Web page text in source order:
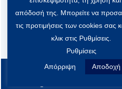
o
k
e
r
-
x
c
d
i
n
b
e
All rights
@ Υπουργείο
απόδοσή της. Μπορείτε να
τις προτιμήσεις των cookies σας
κλικ στις Ρυθμίσεις.
Ρυθμίσεις
Απόρριψη Αποδοχή